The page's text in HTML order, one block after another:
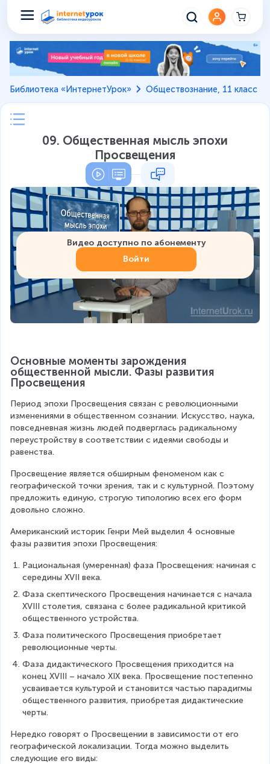
Библиотека «ИнтернетУрок» Обществознание, 11 класс
09. Общественная мысль эпохи
Просвещения
Видео доступно по абонементу
Войти
Основные моменты зарождения
общественной мысли. Фазы развития
Просвещения
Период эпохи Просвещения связан с революционными
изменениями в общественном сознании. Искусство, наука,
повседневная жизнь людей подверглась радикальному
переустройству в соответствии с идеями свободы и
равенства.
Просвещение является обширным феноменом как с
географической точки зрения, так и с культурной. Поэтому
предложить единую, строгую типологию всех его форм
довольно сложно.
Американский историк Генри Мей выделил 4 основные
фазы развития эпохи Просвещения:
Рациональная (умеренная) фаза Просвещения: начиная с
середины XVII века.
Фаза скептического Просвещения начинается с начала
XVIII столетия, связана с более радикальной критикой
общественного устройства.
Фаза политического Просвещения приобретает
революционные черты.
Фаза дидактического Просвещения приходится на
конец XVIII – начало XIX века. Просвещение постепенно
усваивается культурой и становится частью парадигмы
общественного развития, приобретая дидактические
черты.
Нередко говорят о Просвещении в зависимости от его
географической локализации. Тогда можно выделить
следующие его виды: